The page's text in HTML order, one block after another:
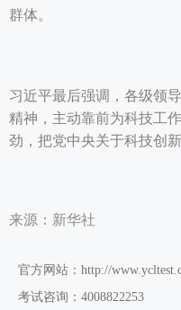
群体。
习近平最后强调，各级领
精神，主动靠前为科技工
劲，把党中央关于科技创
来源：新华社
官方网站：http://
考试咨询：4008822253